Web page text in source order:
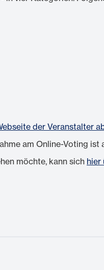
der Veranstalter
am Online-Voting
möchte, kann sich hier